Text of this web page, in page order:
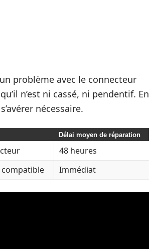
problème avec le connecteur
n’est ni cassé, ni pendentif. En
nécessaire.
Délai moyen de réparation
48 heures
compatible Immédiat